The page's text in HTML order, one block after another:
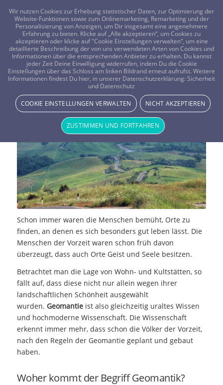
FRAGEN? KOSTENLOS ANRUFEN: 0800-8478266
Geomantie, die Kunst der
Ortsinterpretation
MAGIE & METHODEN
Schon immer waren die Menschen bemüht, Orte zu
finden, an denen es sich besonders gut leben lässt. Die
Menschen der Vorzeit waren schon früh davon
überzeugt, dass auch Orte Geist und Seele besitzen.
Betrachtet man die Lage von Wohn- und Kultstätten, so
fällt auf, dass diese nicht nur allein wegen ihrer
landschaftlichen Schönheit ausgewählt
wurden. Geomantieist also gleichzeitig uraltes Wissen
und hochmoderne Wissenschaft. Die Wissenschaft
erkennt immer mehr, dass schon die Völker der Vorzeit,
nach den Regeln der Geomantie geplant und gebaut
haben.
Woher kommt der Begriff Geomantik?
Wir nutzen Cookies zur Erhebung statistischer Daten, zur Optimierung der
Website-Funktionen sowie zum Onlinemarketing, Remarketing und der
Personalisierung von Anzeigen, um Dir insgesamt eine angenehmere
Erfahrung zu bieten. Klicke auf „Alle akzeptieren“, um Cookies zu
akzeptieren oder klicke auf "Cookie Einstellungen verwalten“, um eine
detaillierte Beschreibung der von uns verwendeten Arten von Cookies und
Informationen über die entsprechenden Anbieter zu erhalten. Du kannst
jeder Zeit Deine Einwilligung widerrufen, indem Du die Cookie
Einstellungen über das Schloss am linken Bildrand erneut aufrufst. Weitere
Informationen findest Du hier, in unserer Datenschutzerklärung: Sicherheit
und Datenschutz
COOKIE EINSTELLUNGEN VERWALTEN NICHT AKZEPTIEREN
ZUSTIMMEN UND FORTFAHREN